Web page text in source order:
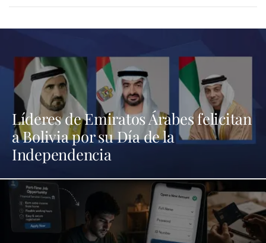
Líderes de Emiratos Árabes felicitan
a Bolivia por su Día de la
Independencia